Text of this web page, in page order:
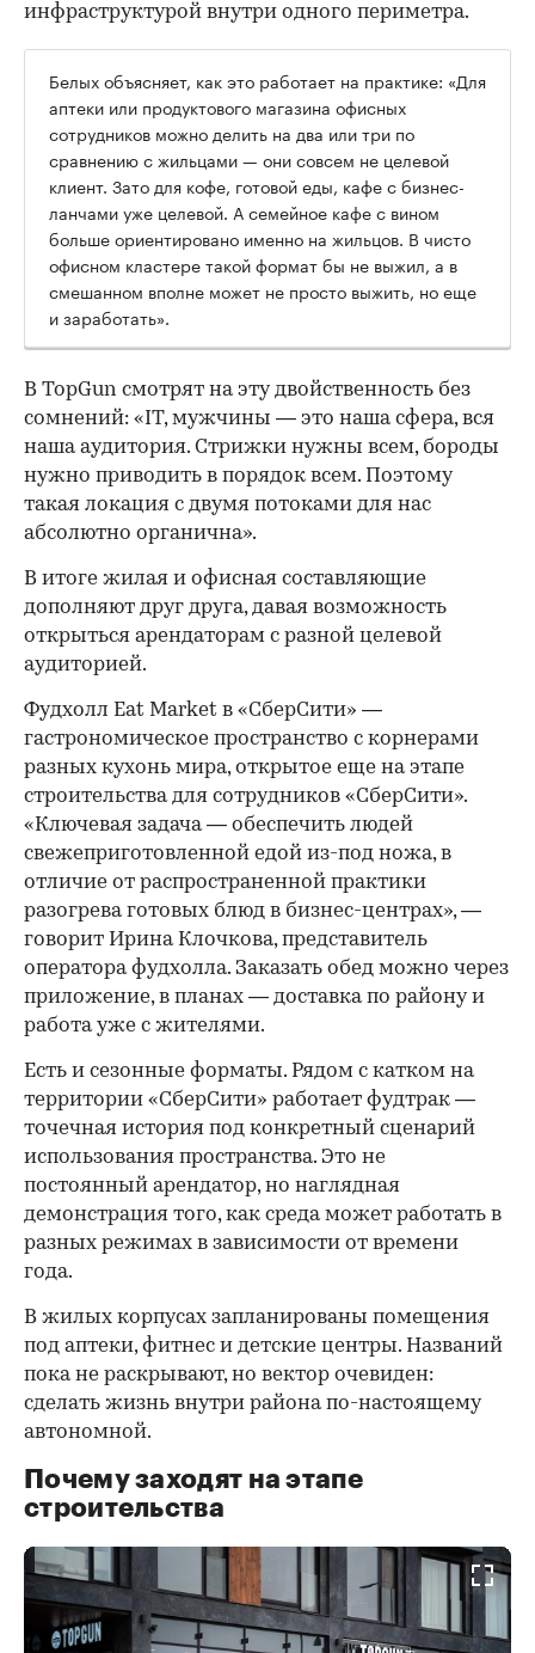
инфраструктурой внутри одного периметра.
Белых объясняет, как это работает на практике: «Для
аптеки или продуктового магазина офисных
сотрудников можно делить на два или три по
сравнению с жильцами — они совсем не целевой
клиент. Зато для кофе, готовой еды, кафе с бизнес-
ланчами уже целевой. А семейное кафе с вином
больше ориентировано именно на жильцов. В чисто
офисном кластере такой формат бы не выжил, а в
смешанном вполне может не просто выжить, но еще
и заработать».
В TopGun смотрят на эту двойственность без
сомнений: «IT, мужчины — это наша сфера, вся
наша аудитория. Стрижки нужны всем, бороды
нужно приводить в порядок всем. Поэтому
такая локация с двумя потоками для нас
абсолютно органична».
В итоге жилая и офисная составляющие
дополняют друг друга, давая возможность
открыться арендаторам с разной целевой
аудиторией.
Фудхолл Eat Market в «СберСити» —
гастрономическое пространство с корнерами
разных кухонь мира, открытое еще на этапе
строительства для сотрудников «СберСити».
«Ключевая задача — обеспечить людей
свежеприготовленной едой из-под ножа, в
отличие от распространенной практики
разогрева готовых блюд в бизнес-центрах», —
говорит Ирина Клочкова, представитель
оператора фудхолла. Заказать обед можно через
приложение, в планах — доставка по району и
работа уже с жителями.
Есть и сезонные форматы. Рядом с катком на
территории «СберСити» работает фудтрак —
точечная история под конкретный сценарий
использования пространства. Это не
постоянный арендатор, но наглядная
демонстрация того, как среда может работать в
разных режимах в зависимости от времени
года.
В жилых корпусах запланированы помещения
под аптеки, фитнес и детские центры. Названий
пока не раскрывают, но вектор очевиден:
сделать жизнь внутри района по-настоящему
автономной.
Почему заходят на этапе
строительства